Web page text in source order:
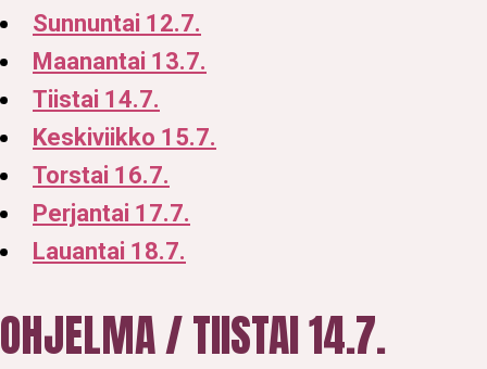
Sunnuntai 12.7.
Maanantai 13.7.
Tiistai 14.7.
Keskiviikko 15.7.
Torstai 16.7.
Perjantai 17.7.
Lauantai 18.7.
OHJELMA / TIISTAI 14.7.